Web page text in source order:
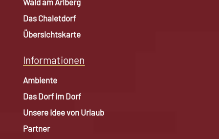
Wald am Arlberg
Das Chaletdorf
Übersichtskarte
Informationen
Ambiente
Das Dorf im Dorf
Unsere Idee von Urlaub
Partner